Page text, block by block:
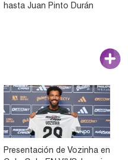
hasta Juan Pinto Durán
Presentación de Vozinha en